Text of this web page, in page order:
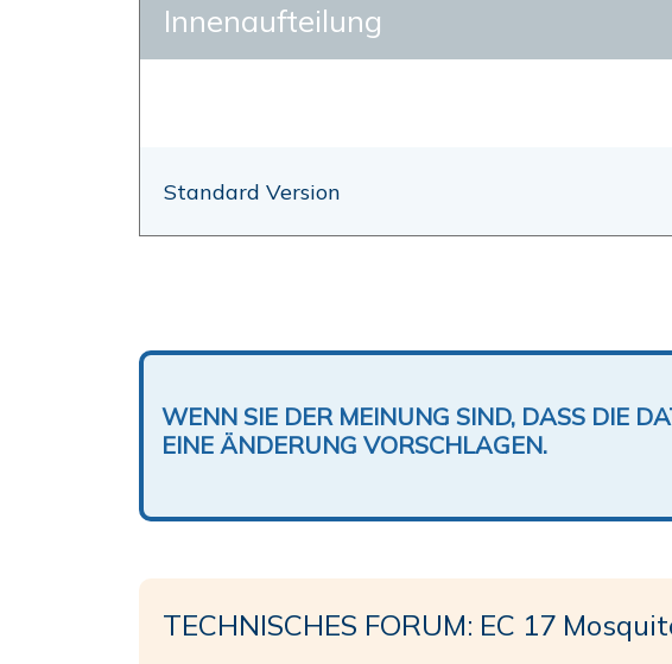
Innenaufteilung
Standard Version
WENN SIE DER MEINUNG SIND, DASS DIE
EINE ÄNDERUNG VORSCHLAGEN.
TECHNISCHES FORUM: EC 17